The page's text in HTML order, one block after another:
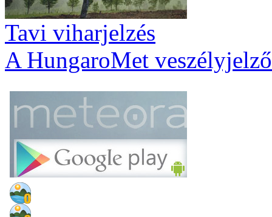
Tavi viharjelzés
A HungaroMet